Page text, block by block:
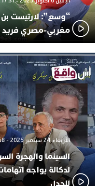
“وسع”: لارتيست
مغربي-مصري فريد
الأربعاء 24 سبتمبر 2025 - 13:58
السينما والهجرة
لدكالة يواجه
للجدل